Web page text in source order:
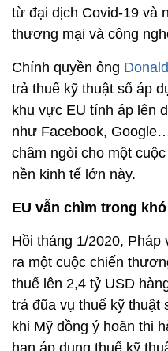
từ đại dịch Covid-19 và
thương mại và công
Chính quyền ông
trả thuế kỹ thuật số áp
khu vực EU tính áp lên
như Facebook,
châm ngòi cho một
nền kinh tế lớn này.
EU vẫn chìm trong
Hồi tháng 1/2020,
ra một cuộc chiến
thuế lên 2,4 tỷ USD
trả đũa vụ thuế kỹ thuật
khi Mỹ đồng ý hoãn thi
hạn áp dụng thuế kỹ